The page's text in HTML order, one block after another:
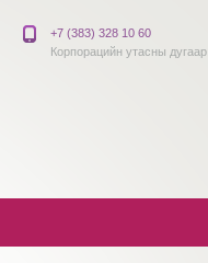
+7 (383) 328 10 60
Корпорацийн утасны дугаар